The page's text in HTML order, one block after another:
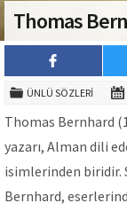
Thomas
ÜNLÜ SÖZLERI
Thomas Bernhard
yazarı, Alman dili
isimlerinden biridir.
Bernhard,